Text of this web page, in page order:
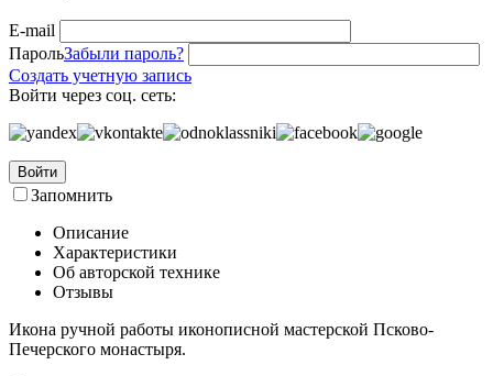
E-mail
ПарольЗабыли пароль?
Создать учетную запись
Войти через соц. сеть:
Войти
Запомнить
Описание
Характеристики
Об авторской технике
Отзывы
Икона ручной работы иконописной мастерской Псково-
Печерского монастыря.